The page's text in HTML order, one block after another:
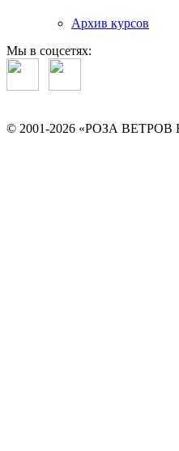
Архив курсов
Мы в соцсетях:
© 2001-2026 «РОЗА